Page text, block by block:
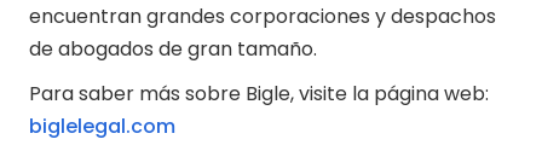
encuentran grandes corporaciones y despachos
de abogados de gran tamaño.
Para saber más sobre Bigle, visite la página web:
biglelegal.com